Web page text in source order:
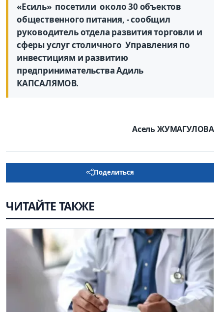
«Есиль» посетили около 30 объектов
общественного питания, - сообщил
руководитель отдела развития торговли и
сферы услуг столичного Управления по
инвестициям и развитию
предпринимательства Адиль
КАПСАЛЯМОВ.
Асель ЖУМАГУЛОВА
Поделиться
ЧИТАЙТЕ ТАКЖЕ